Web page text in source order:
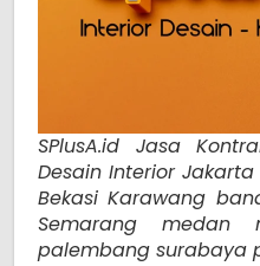
SPlusA.id Jasa
Desain Interior
Bekasi Karawang
Semarang medan
palembang surabaya